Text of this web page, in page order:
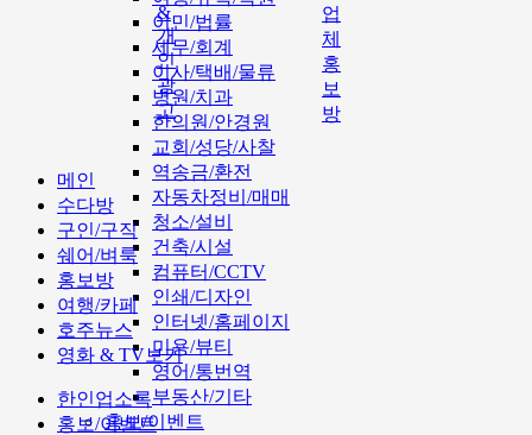
이민/법률
세무/회계
이사/택배/물류
병원/치과
한의원/안경원
교회/성당/사찰
역송금/환전
자동차정비/매매
청소/설비
건축/시설
컴퓨터/CCTV
인쇄/디자인
인터넷/홈페이지
미용/뷰티
영어/통번역
부동산/기타
홍보/이벤트
&
개
인
광
고
업
체
홍
보
방
메인
수다방
구인/구직
쉐어/벼룩
홍보방
여행/카페
호주뉴스
영화 & TV보기
한인업소록
홍보/이벤트